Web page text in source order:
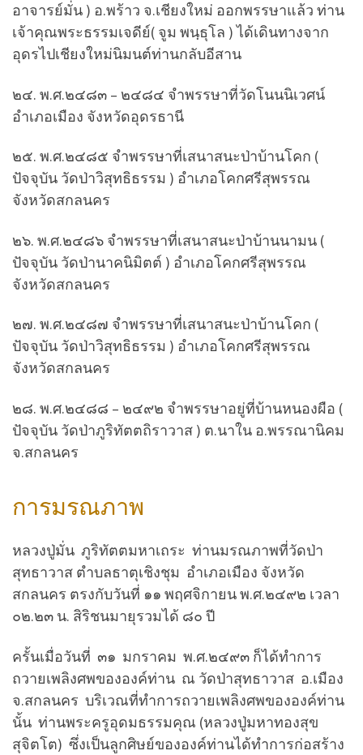
อาจารย์มั่น ) อ.พร้าว จ.เชียงใหม่ ออกพรรษาแล้ว ท่าน
เจ้าคุณพระธรรมเจดีย์( จูม พนฺธุโล ) ได้เดินทางจาก
อุดรไปเชียงใหม่นิมนต์ท่านกลับอีสาน
๒๔. พ.ศ.๒๔๘๓ – ๒๔๘๔ จำพรรษาที่วัดโนนนิเวศน์
อำเภอเมือง จังหวัดอุดรธานี
๒๕. พ.ศ.๒๔๘๕ จำพรรษาที่เสนาสนะป่าบ้านโคก (
ปัจจุบัน วัดป่าวิสุทธิธรรม ) อำเภอโคกศรีสุพรรณ
จังหวัดสกลนคร
๒๖. พ.ศ.๒๔๘๖ จำพรรษาที่เสนาสนะป่าบ้านนามน (
ปัจจุบัน วัดป่านาคนิมิตต์ ) อำเภอโคกศรีสุพรรณ
จังหวัดสกลนคร
๒๗. พ.ศ.๒๔๘๗ จำพรรษาที่เสนาสนะป่าบ้านโคก (
ปัจจุบัน วัดป่าวิสุทธิธรรม ) อำเภอโคกศรีสุพรรณ
จังหวัดสกลนคร
๒๘. พ.ศ.๒๔๘๘ – ๒๔๙๒ จำพรรษาอยู่ที่บ้านหนองผือ (
ปัจจุบัน วัดป่าภูริทัตตถิราวาส ) ต.นาใน อ.พรรณานิคม
จ.สกลนคร
การมรณภาพ
หลวงปู่มั่น ภูริทัตตมหาเถระ ท่านมรณภาพที่วัดป่า
สุทธาวาส ตำบลธาตุเชิงชุม อำเภอเมือง จังหวัด
สกลนคร ตรงกับวันที่ ๑๑ พฤศจิกายน พ.ศ.๒๔๙๒ เวลา
๐๒.๒๓ น. สิริชนมายุรวมได้ ๘๐ ปี
ครั้นเมื่อวันที่ ๓๑ มกราคม พ.ศ.๒๔๙๓ ก็ได้ทำการ
ถวายเพลิงศพขององค์ท่าน ณ วัดป่าสุทธาวาส อ.เมือง
จ.สกลนคร บริเวณที่ทำการถวายเพลิงศพขององค์ท่าน
นั้น ท่านพระครูอุดมธรรมคุณ (หลวงปู่มหาทองสุข
สุจิตโต) ซึ่งเป็นลูกศิษย์ขององค์ท่านได้ทำการก่อสร้าง